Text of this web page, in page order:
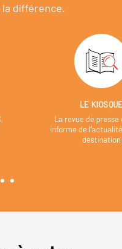
différence.
LE
La revue de presse
informe de
destination